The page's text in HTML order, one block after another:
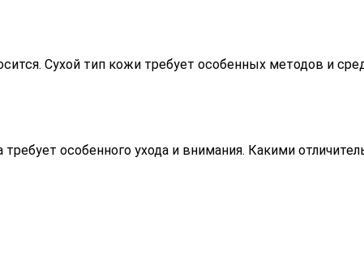
Сухой тип кожи требует особенных методов и
особенного ухода и внимания. Какими